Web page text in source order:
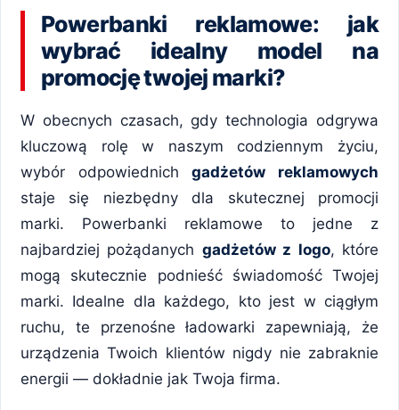
Powerbanki reklamowe: jak
wybrać idealny model na
promocję twojej marki?
W obecnych czasach, gdy technologia odgrywa
kluczową rolę w naszym codziennym życiu,
wybór odpowiednichgadżetów reklamowych
staje się niezbędny dla skutecznej promocji
marki. Powerbanki reklamowe to jedne z
najbardziej pożądanych gadżetów z logo, które
mogą skutecznie podnieść świadomość Twojej
marki. Idealne dla każdego, kto jest w ciągłym
ruchu, te przenośne ładowarki zapewniają, że
urządzenia Twoich klientów nigdy nie zabraknie
energii — dokładnie jak Twoja firma.